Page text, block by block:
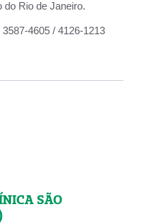
do Rio de Janeiro.
4605 / 4126-1213
SÃO